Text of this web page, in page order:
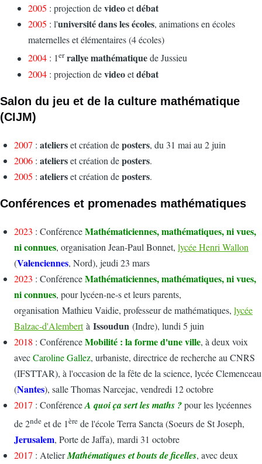
2005 : projection devideoetdébat
2005 : l'université dans les écoles, animations en écoles
maternelles et élémentaires (4 écoles)
2004 : 1er rallye mathématiquede Jussieu
2004 : projection devideoetdébat
Salon du jeu et de la culture mathématique
(CIJM)
2007 : atelierset création deposters, du 31 mai au 2 juin
2006 : atelierset création deposters.
2005 : atelierset création deposters.
Conférences et promenades mathématiques
2023 : ConférenceMathématiciennes, mathématiques, ni vues,
ni connues, organisation Jean-Paul Bonnet, lycée Henri Wallon
(Valenciennes, Nord), jeudi 23 mars
2023 : ConférenceMathématiciennes, mathématiques, ni vues,
ni connues, pour lycéen-ne-s et leurs parents,
organisation Mathieu Vaidie, professeur de mathématiques, lycée
Balzac-d'Alembertà Issoudun (Indre), lundi 5 juin
2018 : ConférenceMobilité : la forme d'une ville, à deux voix
avecCaroline Gallez, urbaniste, directrice de recherche au CNRS
(IFSTTAR), à l'occasion de la fête de la science, lycée Clemenceau
(Nantes), salle Thomas Narcejac, vendredi 12 octobre
2017 : ConférenceA quoi ça sert les maths ?pour les lycéennes
de 2nde et de 1ère de l'école Terra Sancta (Soeurs de St Joseph,
Jerusalem, Porte de Jaffa), mardi 31 octobre
2017 : AtelierMathématiques et bouts de ficelles, avec deux